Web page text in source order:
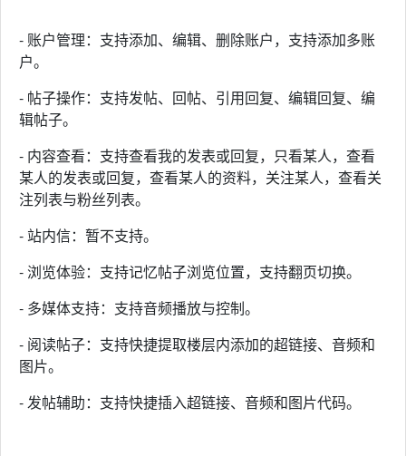
- 账户管理：支持添加、编辑、删除账户，支持添加多账
户。
- 帖子操作：支持发帖、回帖、引用回复、编辑回复、编
辑帖子。
- 内容查看：支持查看我的发表或回复，只看某人，查看
某人的发表或回复，查看某人的资料，关注某人，查看关
注列表与粉丝列表。
- 站内信：暂不支持。
- 浏览体验：支持记忆帖子浏览位置，支持翻页切换。
- 多媒体支持：支持音频播放与控制。
- 阅读帖子：支持快捷提取楼层内添加的超链接、音频和
图片。
- 发帖辅助：支持快捷插入超链接、音频和图片代码。